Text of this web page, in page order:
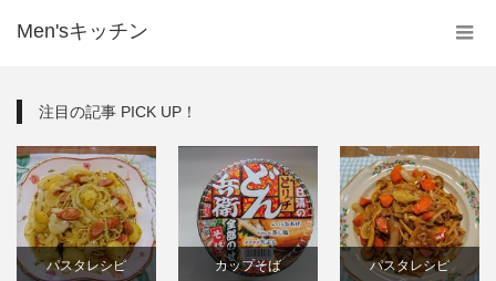
Men'sキッチン
注目の記事 PICK UP！
パスタレシピ カップそば パスタレシピ